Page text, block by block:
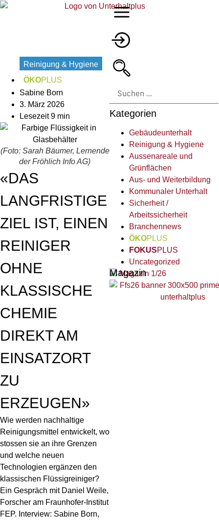
Reinigung & Hygiene
ÖKOPLUS
Sabine Born
3. März 2026
Lesezeit 9 min
(Foto: Sarah Bäumer, Lernende
der Fröhlich Info AG)
«DAS
LANGFRISTIGE
ZIEL IST, EINEN
REINIGER
OHNE
KLASSISCHE
CHEMIE
DIREKT AM
EINSATZORT
ZU
ERZEUGEN»
Wie werden nachhaltige
Reinigungsmittel entwickelt, wo
stossen sie an ihre Grenzen
und welche neuen
Technologien ergänzen den
klassischen Flüssigreiniger?
Ein Gespräch mit Daniel Weile,
Forscher am Fraunhofer-Institut
FEP. Interview: Sabine Born,
Kategorien
Gebäudeunterhalt
Reinigung & Hygiene
Aussenareale und
Grünflächen
Aus- und Weiterbildung
Kommunaler Unterhalt
Sicherheit /
Arbeitssicherheit
Branchennews
ÖKOPLUS
FOKUSPLUS
Uncategorized
Magazin 1/26
Magazin